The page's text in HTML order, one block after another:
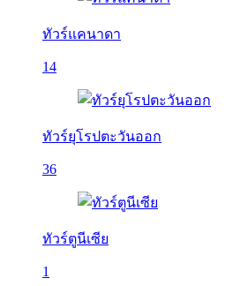
ทัวร์แคนาดา
14
ทัวร์ยุโรปตะวันออก
36
ทัวร์ตูนีเซีย
1